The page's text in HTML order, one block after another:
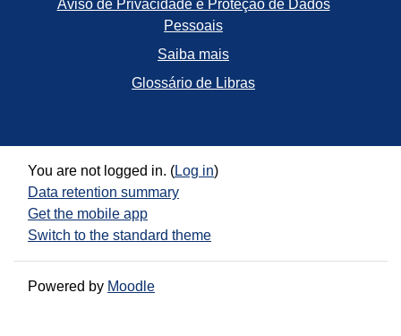
Aviso de Privacidade e Proteção de Dados
Pessoais
Saiba mais
Glossário de Libras
You are not logged in. (Log in)
Data retention summary
Get the mobile app
Switch to the standard theme
Powered by Moodle